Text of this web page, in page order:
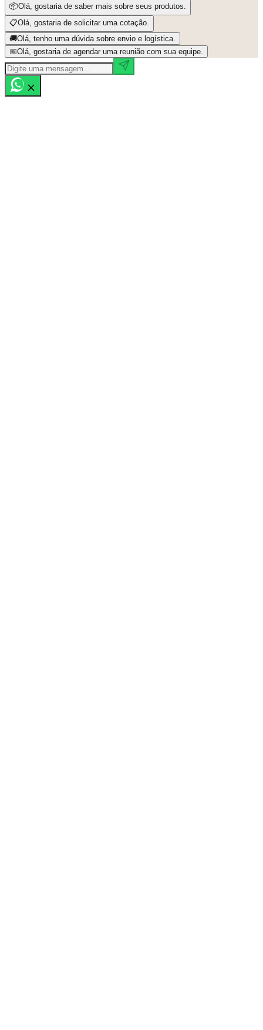
📦Olá, gostaria de saber mais sobre seus produtos.
📋Olá, gostaria de solicitar uma cotação.
🚚Olá, tenho uma dúvida sobre envio e logística.
📅Olá, gostaria de agendar uma reunião com sua equipe.